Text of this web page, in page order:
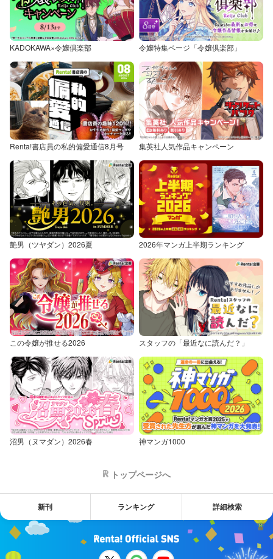
KADOKAWA×令嬢倶楽部 令嬢特集ページ「令嬢倶楽部」
Renta!書店員の私的偏愛通信8月号 集英社人気作品キャンペーン
艶男（ツヤダン）2026夏 2026年マンガ上半期ランキング
この令嬢が推せる2026 スタッフの「最近なに読んだ？」
沼男（ヌマダン）2026春 神マンガ1000
トップページへ
新刊 ランキング 詳細検索